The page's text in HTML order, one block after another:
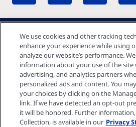
Kontakta oss
Välj land
We use cookies and other tracking
enhance your experience while using
analyze our website’s performance.
information about your use of the site
advertising, and analytics partners
personalized ads and content. You
your choices by clicking on the
link. If we have detected an opt-out
it will be honored. Further
Collection, is available in our Privacy